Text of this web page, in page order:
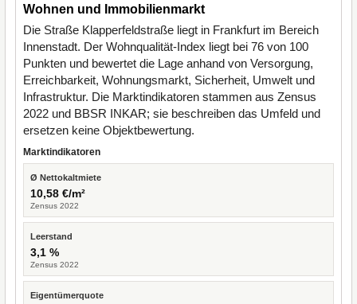
Wohnen und Immobilienmarkt
Die Straße Klapperfeldstraße liegt in Frankfurt im Bereich
Innenstadt. Der Wohnqualität-Index liegt bei 76 von 100
Punkten und bewertet die Lage anhand von Versorgung,
Erreichbarkeit, Wohnungsmarkt, Sicherheit, Umwelt und
Infrastruktur. Die Marktindikatoren stammen aus Zensus
2022 und BBSR INKAR; sie beschreiben das Umfeld und
ersetzen keine Objektbewertung.
Marktindikatoren
Ø Nettokaltmiete
10,58 €/m²
Zensus 2022
Leerstand
3,1 %
Zensus 2022
Eigentümerquote